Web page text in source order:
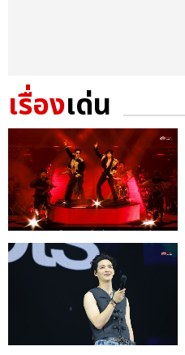
เรื่องเด่น